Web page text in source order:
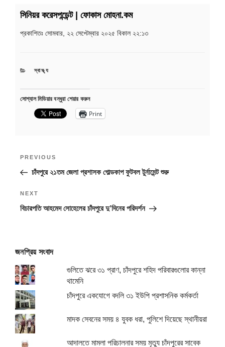
সিনিয়র করেসপন্ডেন্ট | ফোকাস মোহনা.কম
প্রকাশিতঃ সোমবার, ২২ সেপ্টেম্বার ২০২৫ বিকাল ২২:১৩
CATEGORIES
স্বাস্থ্য
সোশ্যাল মিডিয়ার বন্ধুরা শেয়ার করুন
Print
Previous
Post
PREVIOUS
চাঁদপুরে ২১তম জেলা প্রশাসক গোল্ডকাপ ফুটবল টুর্নামেন্ট শুরু
Next
Post
NEXT
বিচারপতি আহমেদ সোহেলের চাঁদপুরে দু’দিনের পরিদর্শন
জনপ্রিয় সংবাদ
গুলিতে ঝরে ৩১ প্রাণ, চাঁদপুরে শহিদ পরিবারগুলোর কান্না
থামেনি
চাঁদপুরে একযোগে বদলি ৩১ ইউপি প্রশাসনিক কর্মকর্তা
মাদক সেবনের সময় ৪ যুবক ধরা, পুলিশে দিয়েছে স্থানীয়রা
আদালতে মামলা পরিচালনার সময় মৃত্যু চাঁদপুরের সাবেক